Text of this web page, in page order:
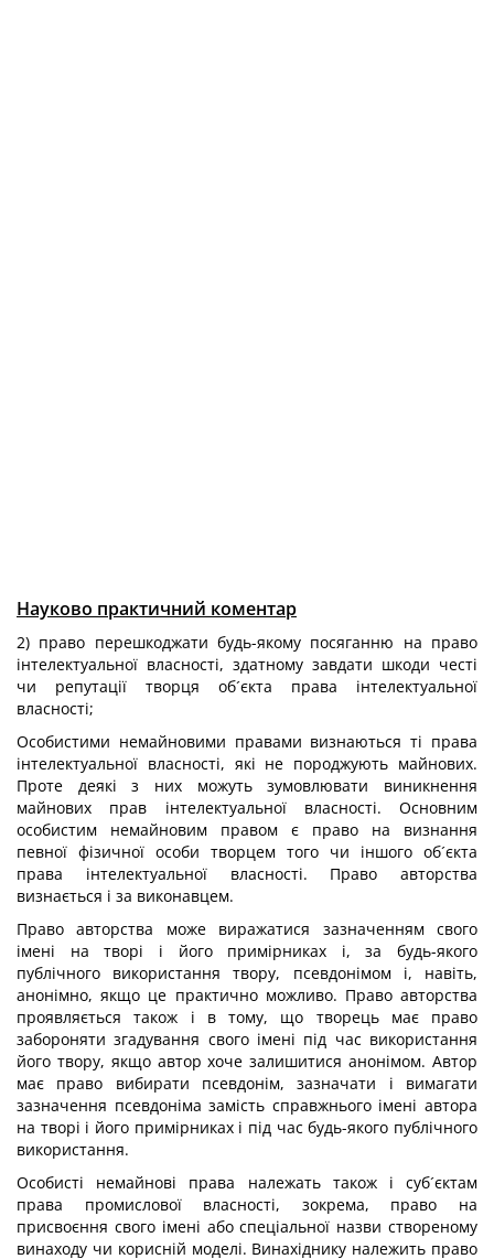
Науково практичний коментар
2) право перешкоджати будь-якому посяганню на право
інтелектуальної власності, здатному завдати шкоди честі
чи репутації творця об´єкта права інтелектуальної
власності;
Особистими немайновими правами визнаються ті права
інтелектуальної власності, які не породжують майнових.
Проте деякі з них можуть зумовлювати виникнення
майнових прав інтелектуальної власності. Основним
особистим немайновим правом є право на визнання
певної фізичної особи творцем того чи іншого об´єкта
права інтелектуальної власності. Право авторства
визнається і за виконавцем.
Право авторства може виражатися зазначенням свого
імені на творі і його примірниках і, за будь-якого
публічного використання твору, псевдонімом і, навіть,
анонімно, якщо це практично можливо. Право авторства
проявляється також і в тому, що творець має право
забороняти згадування свого імені під час використання
його твору, якщо автор хоче залишитися анонімом. Автор
має право вибирати псевдонім, зазначати і вимагати
зазначення псевдоніма замість справжнього імені автора
на творі і його примірниках і під час будь-якого публічного
використання.
Особисті немайнові права належать також і суб´єктам
права промислової власності, зокрема, право на
присвоєння свого імені або спеціальної назви створеному
винаходу чи корисній моделі. Винахіднику належить право